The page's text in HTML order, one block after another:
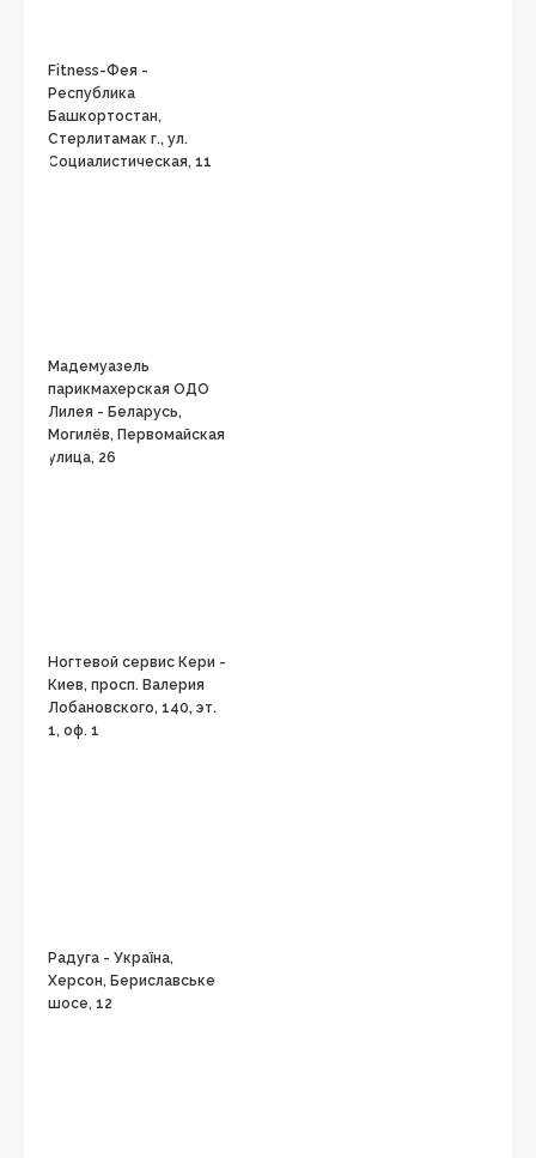
Fitness-Фея -
Республика
Башкортостан,
Стерлитамак г., ул.
Социалистическая, 11
Мадемуазель
парикмахерская ОДО
Лилея - Беларусь,
Могилёв, Первомайская
улица, 26
Ногтевой сервис Кери -
Киев, просп. Валерия
Лобановского, 140, эт.
1, оф. 1
Радуга - Україна,
Херсон, Бериславське
шосе, 12